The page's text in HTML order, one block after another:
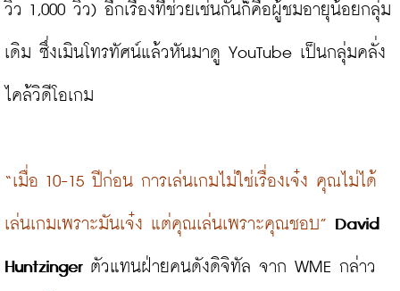
วิว 1,000 วิว) อีกเรื่องที่ช่วยเช่นกันก็คือผู้ชมอายุน้อยกลุ่ม
เดิม ซึ่งเมินโทรทัศน์แล้วหันมาดู YouTube เป็นกลุ่มคลั่ง
ไคล้วิดีโอเกม
“เมื่อ 10-15 ปีก่อน การเล่นเกมไม่ใช่เรื่องเจ๋ง คุณไม่ได้
เล่นเกมเพราะมันเจ๋ง แต่คุณเล่นเพราะคุณชอบ” David
Huntzinger